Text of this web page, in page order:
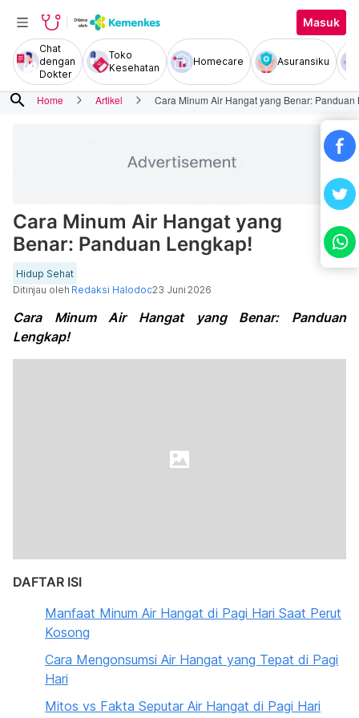
Masuk
Chat
dengan
Dokter
Toko
Kesehatan
Homecare Asuransiku
search Home Artikel Cara Minum Air Hangat yang Benar: Panduan
Cara Minum Air Hangat yang
Benar: Panduan Lengkap!
Hidup Sehat
Ditinjau oleh Redaksi Halodoc23 Juni 2026
Cara Minum Air Hangat yang Benar: Panduan
Lengkap!
DAFTAR ISI
Manfaat Minum Air Hangat di Pagi Hari Saat Perut
Kosong
Cara Mengonsumsi Air Hangat yang Tepat di Pagi
Hari
Mitos vs Fakta Seputar Air Hangat di Pagi Hari